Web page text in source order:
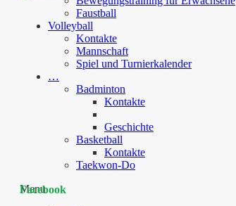
Faustball
Volleyball
Kontakte
Mannschaft
Spiel und Turnierkalender
…
Badminton
Kontakte
Geschichte
Basketball
Kontakte
Taekwon-Do
Menu
Facebook